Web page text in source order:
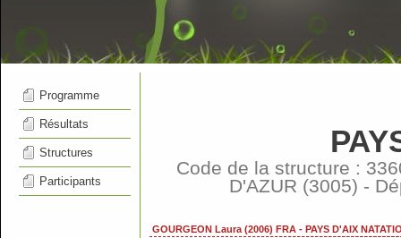
Programme
Résultats
Structures
Participants
Code de la structure :
D'AZUR (3005) -
GOURGEON Laura (2006) FRA - PAYS D'AIX